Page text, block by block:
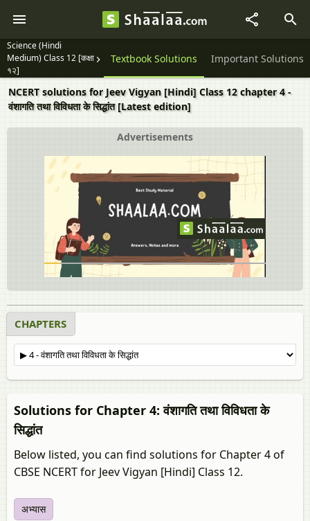
Science (Hindi
Medium) Class 12 [कक्षा
१२]
Question Papers Textbook Solutions Important Solutions
NCERT solutions for Jeev Vigyan [Hindi] Class 12 chapter 4 -
वंशागति तथा विविधता के सिद्धांत [Latest edition]
Advertisements
CHAPTERS
Solutions for Chapter 4: वंशागति तथा विविधता के
सिद्धांत
Below listed, you can find solutions for Chapter 4 of
CBSE NCERT for Jeev Vigyan [Hindi] Class 12.
अभ्यास